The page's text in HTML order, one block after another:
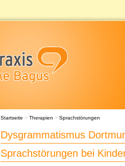
Startseite > Therapien > Sprachstörungen
Dysgrammatismus
Sprachstörungen bei